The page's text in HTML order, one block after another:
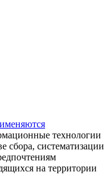
технологии
сбора, систематизации
на территории